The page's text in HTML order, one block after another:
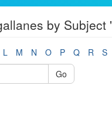
by Subject
L M N O P Q R S
Go